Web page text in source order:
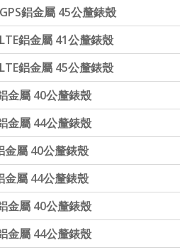
鋁金屬 45公釐錶殼
鋁金屬 41公釐錶殼
鋁金屬 45公釐錶殼
金屬 40公釐錶殼
金屬 44公釐錶殼
金屬 40公釐錶殼
金屬 44公釐錶殼
金屬 40公釐錶殼
金屬 44公釐錶殼